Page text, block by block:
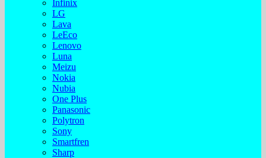
Infinix
LG
Lava
LeEco
Lenovo
Luna
Meizu
Nokia
Nubia
One Plus
Panasonic
Polytron
Sony
Smartfren
Sharp